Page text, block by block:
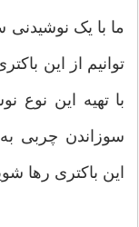
ما با یک نوشیدنی
توانیم از این
با تهیه این نوع
سوزاندن چربی
این باکتری رها